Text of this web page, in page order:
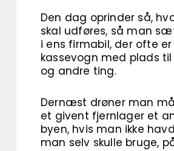
Den dag oprinder så,
skal udføres, så man
i ens firmabil, der ofte er
kassevogn med plads
og andre ting.
Dernæst drøner man
et givent fjernlager et
byen, hvis man ikke
man selv skulle bruge,